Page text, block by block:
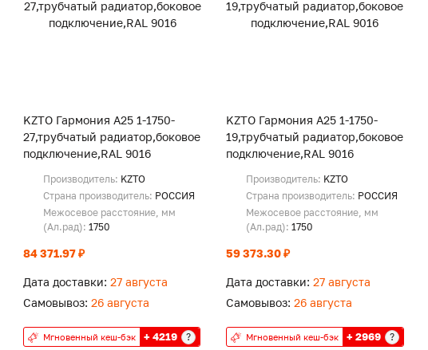
KZTO Гармония А25 1-1750-
27,трубчатый радиатор,боковое
подключение,RAL 9016
Производитель: KZTO
Страна производитель: РОССИЯ
Межосевое расстояние, мм
(Ал.рад): 1750
84 371.97 ₽
Дата доставки: 27 августа
Самовывоз: 26 августа
Мгновенный кеш-бэк + 4219 ?
KZTO Гармония А25 1-1750-
19,трубчатый радиатор,боковое
подключение,RAL 9016
Производитель: KZTO
Страна производитель: РОССИЯ
Межосевое расстояние, мм
(Ал.рад): 1750
59 373.30 ₽
Дата доставки: 27 августа
Самовывоз: 26 августа
Мгновенный кеш-бэк + 2969 ?